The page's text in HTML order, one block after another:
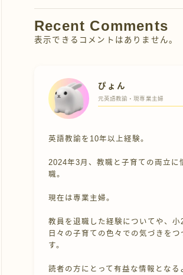
Recent Comments
表示できるコメントはありません。
ぴょん
元英語教諭・現専業主婦
英語教諭を10年以上経験。
2024年3月、教職と子育ての両立に
職。
現在は専業主婦。
教員を退職した経験についてや、小
日々の子育ての色々での気づきをつ
す。
読者の方にとって有益な情報となる